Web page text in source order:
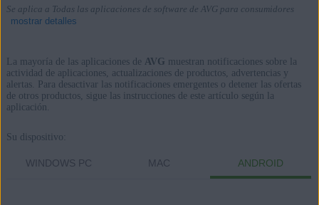
Se aplica a Todas las aplicaciones de software de AVG para consumidores
mostrar detalles
Productos:
Todas las aplicaciones de software de AVG para consumidores
Sistemas operativos:
Todas las plataformas admitidas
La mayoría de las aplicaciones de AVG muestran notificaciones sobre la
actividad de aplicaciones, actualizaciones de productos, advertencias y
alertas. Para desactivar las notificaciones emergentes o detener las ofertas
de otros productos, sigue las instrucciones de este artículo según la
aplicación.
Su dispositivo:
WINDOWS PC MAC ANDROID